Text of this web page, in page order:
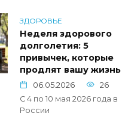
ЗДОРОВЬЕ
Неделя здорового
долголетия: 5
привычек, которые
продлят вашу жизнь
06.05.2026
26
С 4 по 10 мая 2026 года в
России